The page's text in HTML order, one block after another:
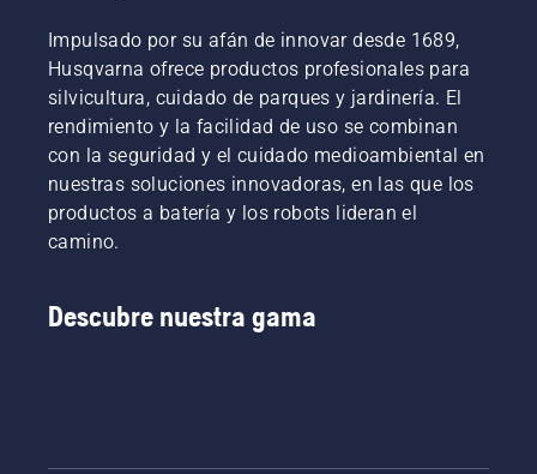
Impulsado por su afán de innovar desde 1689,
Husqvarna ofrece productos profesionales para
silvicultura, cuidado de parques y jardinería. El
rendimiento y la facilidad de uso se combinan
con la seguridad y el cuidado medioambiental en
nuestras soluciones innovadoras, en las que los
productos a batería y los robots lideran el
camino.
Descubre nuestra gama